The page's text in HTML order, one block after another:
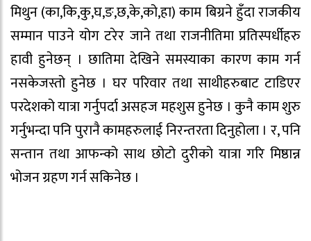
मिथुन (का,कि,कु,घ,ङ,छ,के,को,हा) काम बिग्रने हुँदा राजकीय
सम्मान पाउने योग टरेर जाने तथा राजनीतिमा प्रतिस्पर्धीहरु
हावी हुनेछन् । छातिमा देखिने समस्याका कारण काम गर्न
नसकेजस्तो हुनेछ । घर परिवार तथा साथीहरुबाट टाडिएर
परदेशको यात्रा गर्नुपर्दा असहज महशुस हुनेछ । कुनै काम शुरु
गर्नुभन्दा पनि पुरानै कामहरुलाई निरन्तरता दिनुहोला । र, पनि
सन्तान तथा आफन्को साथ छोटो दुरीको यात्रा गरि मिष्ठान्न
भोजन ग्रहण गर्न सकिनेछ ।